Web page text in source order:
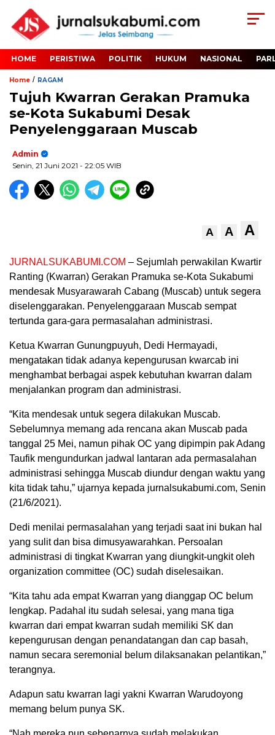
HOME PERISTIWA POLITIK HUKUM NASIONAL
Home / RAGAM
Tujuh Kwarran Gerakan Pramuka
se-Kota Sukabumi Desak
Penyelenggaraan Muscab
Admin
Senin, 21 Juni 2021 - 22:05 WIB
A A A
JURNALSUKABUMI.COM – Sejumlah perwakilan Kwartir
Ranting (Kwarran) Gerakan Pramuka se-Kota Sukabumi
mendesak Musyarawarah Cabang (Muscab) untuk segera
diselenggarakan. Penyelenggaraan Muscab sempat
tertunda gara-gara permasalahan administrasi.
Ketua Kwarran Gunungpuyuh, Dedi Hermayadi,
mengatakan tidak adanya kepengurusan kwarcab ini
menghambat berbagai aspek kebutuhan kwarran dalam
menjalankan program dan administrasi.
“Kita mendesak untuk segera dilakukan Muscab.
Sebelumnya memang ada rencana akan Muscab pada
tanggal 25 Mei, namun pihak OC yang dipimpin pak Adang
Taufik mengundurkan jadwal lantaran ada permasalahan
administrasi sehingga Muscab diundur dengan waktu yang
kita tidak tahu,” ujarnya kepada jurnalsukabumi.com, Senin
(21/6/2021).
Dedi menilai permasalahan yang terjadi saat ini bukan hal
yang sulit dan bisa dimusyawarahkan. Persoalan
administrasi di tingkat Kwarran yang diungkit-ungkit oleh
organization committee (OC) sudah diselesaikan.
“Kita tahu ada empat Kwarran yang dianggap OC belum
lengkap. Padahal itu sudah selesai, yang mana tiga
kwarran dari empat kwarran sudah memiliki SK dan
kepengurusan dengan penandatangan dan cap basah,
namun secara seremonial belum dilaksanakan pelantikan,”
terangnya.
Adapun satu kwarran lagi yakni Kwarran Warudoyong
memang belum punya SK.